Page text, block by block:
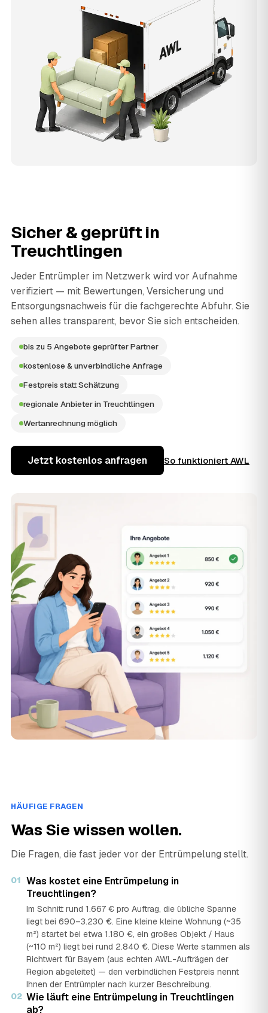
Sicher & geprüft in
Treuchtlingen
Jeder Entrümpler im Netzwerk wird vor Aufnahme
verifiziert — mit Bewertungen, Versicherung und
Entsorgungsnachweis für die fachgerechte Abfuhr. Sie
sehen alles transparent, bevor Sie sich entscheiden.
bis zu 5 Angebote geprüfter Partner
kostenlose & unverbindliche Anfrage
Festpreis statt Schätzung
regionale Anbieter in Treuchtlingen
Wertanrechnung möglich
Jetzt kostenlos anfragen So funktioniert AWL
HÄUFIGE FRAGEN
Was Sie wissen wollen.
Die Fragen, die fast jeder vor der Entrümpelung stellt.
01 Was kostet eine Entrümpelung in
Treuchtlingen?
Im Schnitt rund 1.667 € pro Auftrag, die übliche Spanne
liegt bei 690–3.230 €. Eine kleine kleine Wohnung (~35
m²) startet bei etwa 1.180 €, ein großes Objekt / Haus
(~110 m²) liegt bei rund 2.840 €. Diese Werte stammen als
Richtwert für Bayern (aus echten AWL-Aufträgen der
Region abgeleitet) — den verbindlichen Festpreis nennt
Ihnen der Entrümpler nach kurzer Beschreibung.
02 Wie läuft eine Entrümpelung in Treuchtlingen
ab?